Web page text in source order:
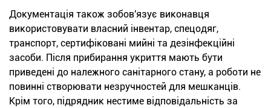
Документація також зобов'язує виконавця
використовувати власний інвентар, спецодяг,
транспорт, сертифіковані мийні та дезінфекційні
засоби. Після прибирання укриття мають бути
приведені до належного санітарного стану, а роботи не
повинні створювати незручностей для мешканців.
Крім того, підрядник нестиме відповідальність за